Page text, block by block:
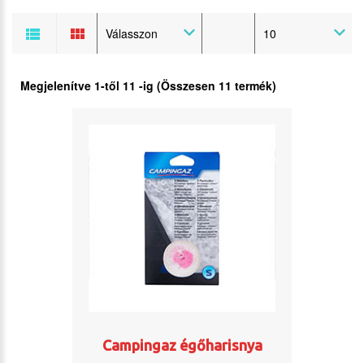
Válasszon 10
Megjelenítve 1-től 11 -ig (Összesen 11 termék)
Campingaz égőharisnya